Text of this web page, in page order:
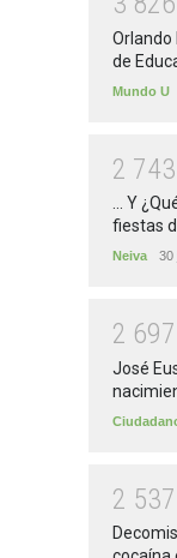
Orlando
de
Mundo U
2 743
... Y
fiestas
Neiva 30
2 697
José
2 537